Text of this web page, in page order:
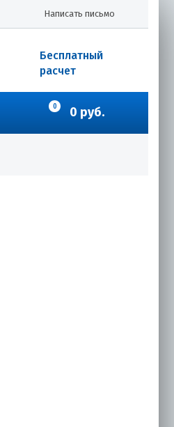
Написать письмо
Бесплатный
расчет
0 0 руб.